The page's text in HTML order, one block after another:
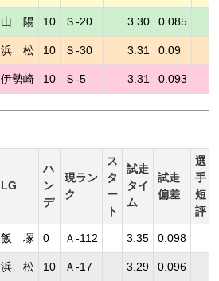
山 陽 10 Ｓ-20 3.30 0.085
浜 松 10 Ｓ-30 3.31 0.09
伊勢崎 10 Ｓ-5 3.31 0.093
LG
ハ
ン
デ
現ラン
ク
ス
タ
ー
ト
試走
タイ
ム
試走
偏差
選
手
短
評
飯 塚 0 Ａ-112 3.35 0.098
浜 松 10 Ａ-17 3.29 0.096